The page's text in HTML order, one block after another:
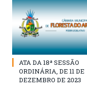
ATA DA 18ª SESSÃO
ORDINÁRIA, DE 11 DE
DEZEMBRO DE 2023